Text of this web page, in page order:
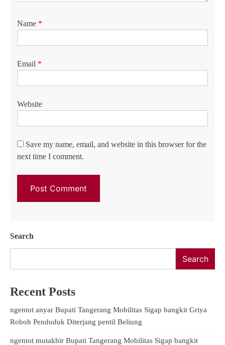
Name *
Email *
Website
Save my name, email, and website in this browser for the
next time I comment.
Search
Search
Recent Posts
ngentot anyar Bupati Tangerang Mobilitas Sigap bangkit Griya
Roboh Penduduk Diterjang pentil Beliung
ngentot mutakhir Bupati Tangerang Mobilitas Sigap bangkit